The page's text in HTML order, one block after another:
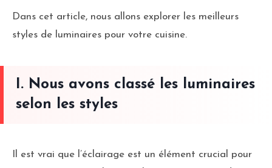
Dans cet article, nous allons explorer les meilleurs
styles de luminaires pour votre cuisine.
I. Nous avons classé les luminaires
selon les styles
Il est vrai que l’éclairage est un élément crucial pour